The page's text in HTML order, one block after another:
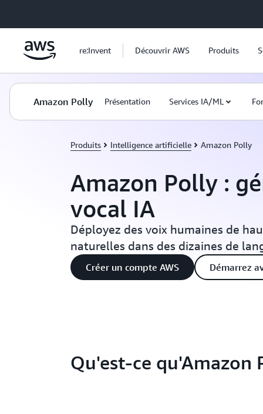
re:Invent Découvrir AWS Produits
Amazon Polly Présentation Services IA/ML
Produits Intelligence artificielle Amazon Polly
Amazon Polly :
vocal IA
Déployez des voix humaines de
naturelles dans des dizaines de
Créer un compte AWS Démarrez
Qu'est-ce qu'Amazon